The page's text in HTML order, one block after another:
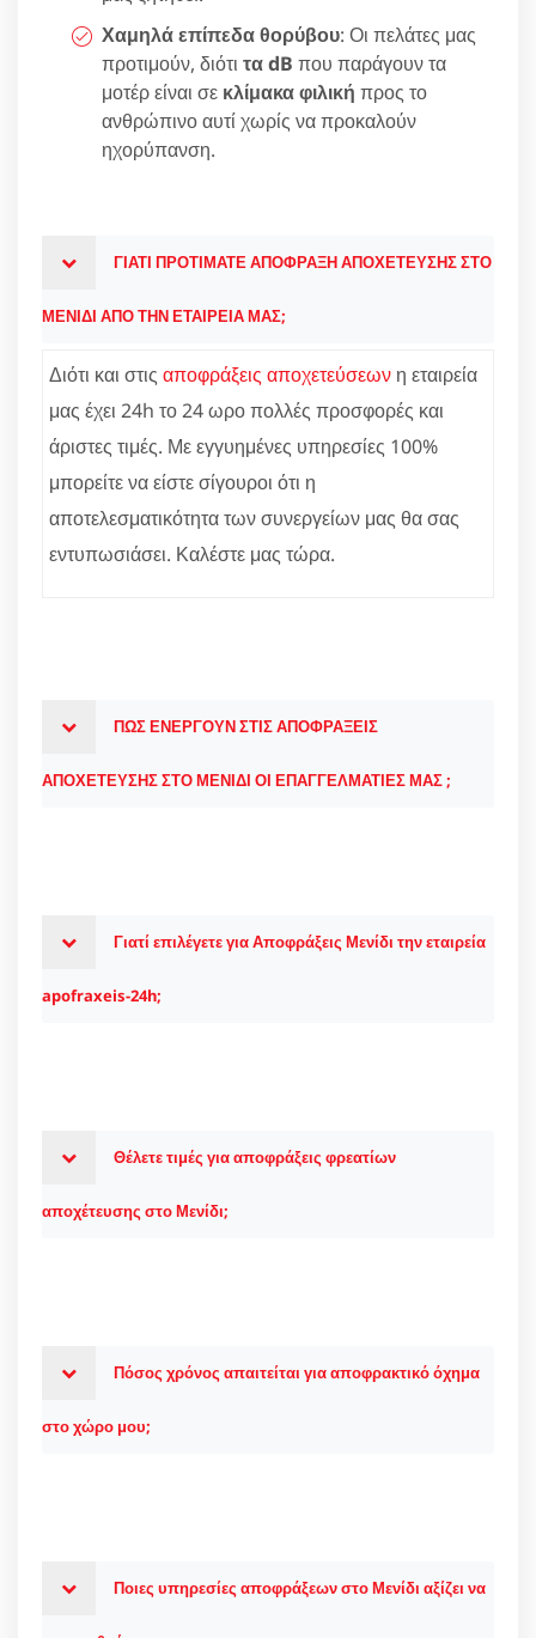
Χαμηλά επίπεδα θορύβου: Οι πελάτες μας
προτιμούν, διότι τα dB που παράγουν τα
μοτέρ είναι σε κλίμακα φιλική προς το
ανθρώπινο αυτί χωρίς να προκαλούν
ηχορύπανση.
ΓΙΑΤΙ ΠΡΟΤΙΜΑΤΕ ΑΠΟΦΡΑΞΗ ΑΠΟΧΕΤΕΥΣΗΣ ΣΤΟ
ΜΕΝΙΔΙ ΑΠΟ ΤΗΝ ΕΤΑΙΡΕΙΑ ΜΑΣ;
Διότι και στις αποφράξεις αποχετεύσεων η εταιρεία
μας έχει 24h το 24 ωρο πολλές προσφορές και
άριστες τιμές. Με εγγυημένες υπηρεσίες 100%
μπορείτε να είστε σίγουροι ότι η
αποτελεσματικότητα των συνεργείων μας θα σας
εντυπωσιάσει. Καλέστε μας τώρα.
ΠΩΣ ΕΝΕΡΓΟΥΝ ΣΤΙΣ ΑΠΟΦΡΑΞΕΙΣ
ΑΠΟΧΕΤΕΥΣΗΣ ΣΤΟ ΜΕΝΙΔΙ ΟΙ ΕΠΑΓΓΕΛΜΑΤΙΕΣ ΜΑΣ ;
Γιατί επιλέγετε για Αποφράξεις Μενίδι την εταιρεία
apofraxeis-24h;
Θέλετε τιμές για αποφράξεις φρεατίων
αποχέτευσης στο Μενίδι;
Πόσος χρόνος απαιτείται για αποφρακτικό όχημα
στο χώρο μου;
Ποιες υπηρεσίες αποφράξεων στο Μενίδι αξίζει να